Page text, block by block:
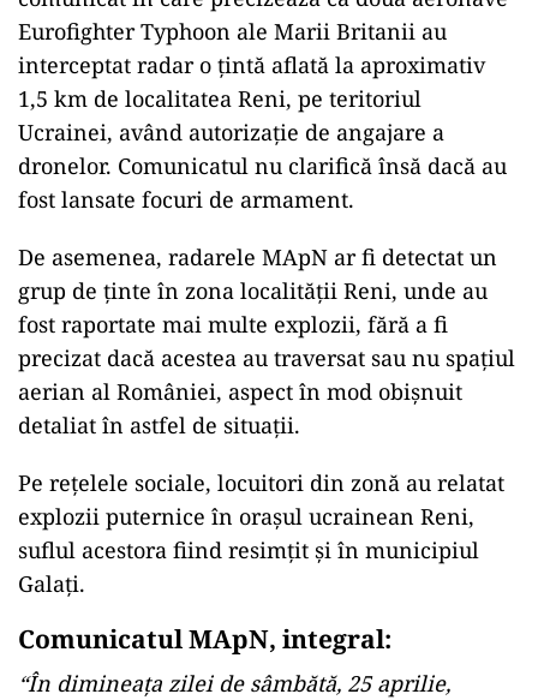
Eurofighter Typhoon ale Marii Britanii au
interceptat radar o țintă aflată la aproximativ
1,5 km de localitatea Reni, pe teritoriul
Ucrainei, având autorizație de angajare a
dronelor. Comunicatul nu clarifică însă dacă au
fost lansate focuri de armament.
De asemenea, radarele MApN ar fi detectat un
grup de ținte în zona localității Reni, unde au
fost raportate mai multe explozii, fără a fi
precizat dacă acestea au traversat sau nu spațiul
aerian al României, aspect în mod obișnuit
detaliat în astfel de situații.
Pe rețelele sociale, locuitori din zonă au relatat
explozii puternice în orașul ucrainean Reni,
suflul acestora fiind resimțit și în municipiul
Galați.
Comunicatul MApN, integral:
“În dimineața zilei de sâmbătă, 25 aprilie,